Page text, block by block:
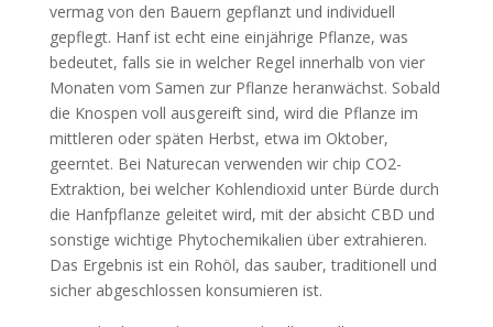
vermag von den Bauern gepflanzt und individuell
gepflegt. Hanf ist echt eine einjährige Pflanze, was
bedeutet, falls sie in welcher Regel innerhalb von vier
Monaten vom Samen zur Pflanze heranwächst. Sobald
die Knospen voll ausgereift sind, wird die Pflanze im
mittleren oder späten Herbst, etwa im Oktober,
geerntet. Bei Naturecan verwenden wir chip CO2-
Extraktion, bei welcher Kohlendioxid unter Bürde durch
die Hanfpflanze geleitet wird, mit der absicht CBD und
sonstige wichtige Phytochemikalien über extrahieren.
Das Ergebnis ist ein Rohöl, das sauber, traditionell und
sicher abgeschlossen konsumieren ist.